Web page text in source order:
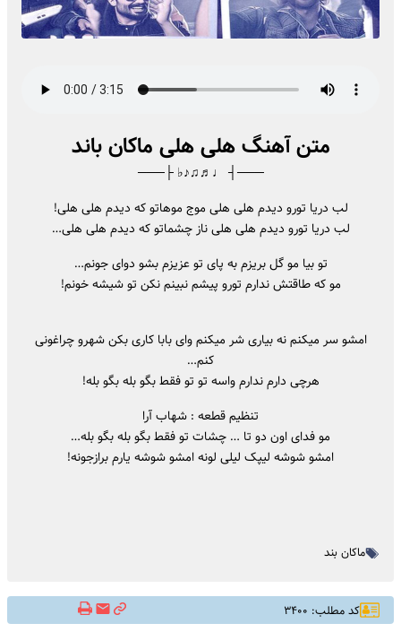
متن آهنگ هلی هلی ماکان باند
───┤ ♩♬♫♪♭ ├───
لب دریا تورو دیدم هلی هلی موج موهاتو که دیدم هلی هلی!
لب دریا تورو دیدم هلی هلی ناز چشماتو که دیدم هلی هلی…
تو بیا مو گل بریزم به پای تو عزیزم بشو دوای جونم…
مو که طاقتش ندارم تورو پیشم نبینم نکن تو شیشه خونم!
امشو سر میکنم نه بیاری شر میکنم وای بابا کاری بکن شهرو چراغونی
کنم…
هرچی دارم ندارم واسه تو تو فقط بگو بله بگو بله!
تنظیم قطعه : شهاب آرا
مو فدای اون دو تا … چشات تو فقط بگو بله بگو بله…
امشو شوشه لیپک لیلی لونه امشو شوشه یارم برازجونه!
ماکان بند
کد مطلب: ۳۴۰۰